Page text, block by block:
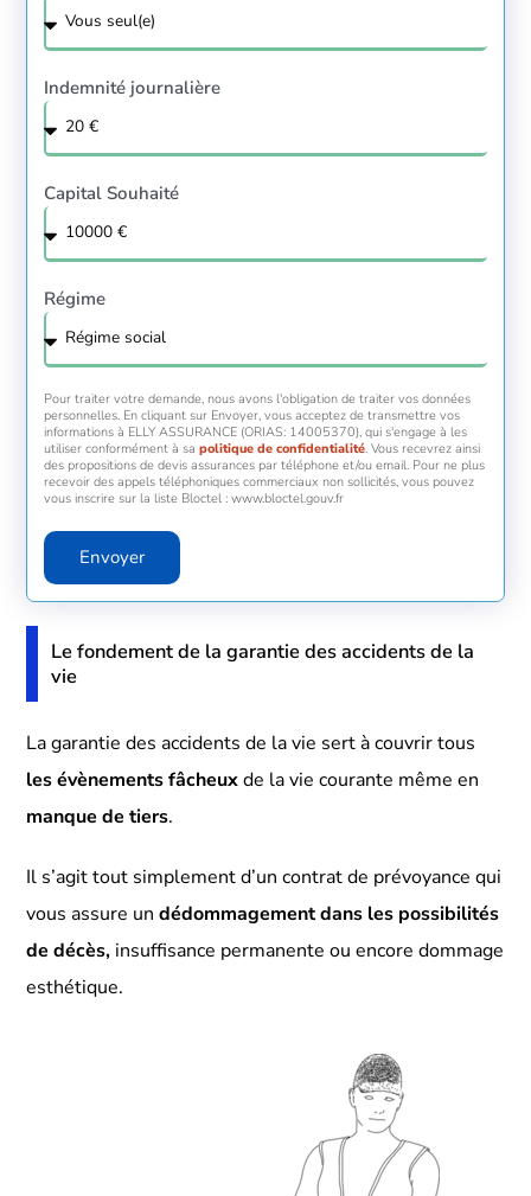
Indemnité journalière
Capital Souhaité
Régime
Pour traiter votre demande, nous avons l'obligation de traiter vos données
personnelles. En cliquant sur Envoyer, vous acceptez de transmettre vos
informations à ELLY ASSURANCE (ORIAS: 14005370), qui s'engage à les
utiliser conformément à sa politique de confidentialité. Vous recevrez ainsi
des propositions de devis assurances par téléphone et/ou email. Pour ne plus
recevoir des appels téléphoniques commerciaux non sollicités, vous pouvez
vous inscrire sur la liste Bloctel : www.bloctel.gouv.fr
Envoyer
Le fondement de la garantie des accidents de la
vie
La garantie des accidents de la vie sert à couvrir tous
les évènements fâcheuxde la vie courante même en
manque de tiers.
Il s’agit tout simplement d’un contrat de prévoyance qui
vous assure un dédommagement dans les possibilités
de décès, insuffisance permanente ou encore dommage
esthétique.